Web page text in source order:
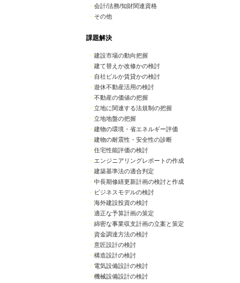
・ 会計/法務/知財関連資格
・ その他
課題解決
・ 建設市場の動向把握
・ 建て替えか改修かの検討
・ 自社ビルか賃貸かの検討
・ 遊休不動産活用の検討
・ 不動産の価値の把握
・ 立地に関連する法規制の把握
・ 立地地盤の把握
・ 建物の環境・省エネルギー評価
・ 建物の耐震性・安全性の診断
・ 住宅性能評価の検討
・ エンジニアリングレポートの作成
・ 建築基準法の適合判定
・ 中長期修繕更新計画の検討と作成
・ ビジネスモデルの検討
・ 海外建設投資の検討
・ 適正な予算計画の策定
・ 綿密な事業収支計画の立案と策定
・ 資金調達方法の検討
・ 意匠設計の検討
・ 構造設計の検討
・ 電気設備設計の検討
・ 機械設備設計の検討